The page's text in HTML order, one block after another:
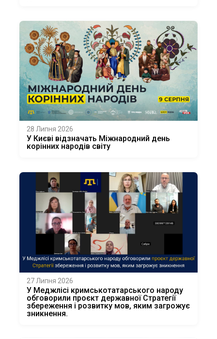
28 Липня 2026
У Києві відзначать Міжнародний день
корінних народів світу
27 Липня 2026
У Меджлісі кримськотатарського народу
обговорили проєкт державної Стратегії
збереження і розвитку мов, яким загрожує
зникнення.